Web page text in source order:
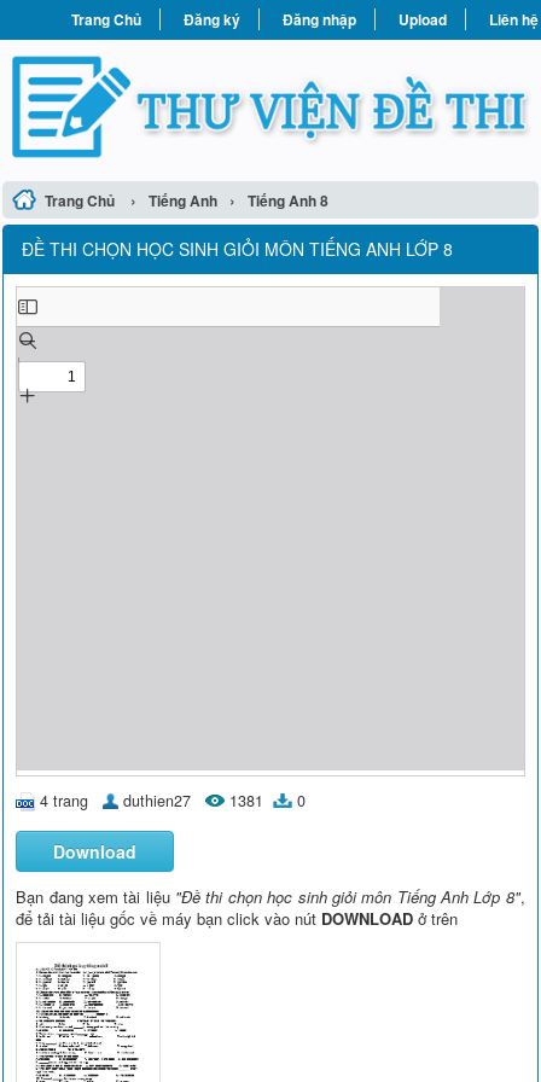
Trang Chủ Đăng ký Đăng nhập Upload Liên hệ
Trang Chủ › Tiếng Anh › Tiếng Anh 8
ĐỀ THI CHỌN HỌC SINH GIỎI MÔN TIẾNG ANH LỚP 8
4 trang duthien27 1381 0
Download
Bạn đang xem tài liệu "Đề thi chọn học sinh giỏi môn Tiếng Anh Lớp 8",
để tải tài liệu gốc về máy bạn click vào nút DOWNLOAD ở trên